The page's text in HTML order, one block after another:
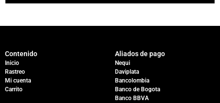
Contenido
Inicio
Rastreo
Mi cuenta
Carrito
Aliados de pago
Nequi
Daviplata
Bancolombia
Banco de Bogota
Banco BBVA